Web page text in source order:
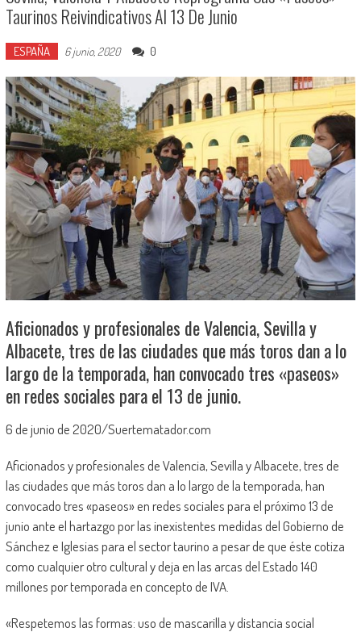
Taurinos Reivindicativos Al 13 De Junio
ESPAÑA 6 junio, 2020 0
Aficionados y profesionales de Valencia, Sevilla y
Albacete, tres de las ciudades que más toros dan a lo
largo de la temporada, han convocado tres «paseos»
en redes sociales para el 13 de junio.
6 de junio de 2020/Suertematador.com
Aficionados y profesionales de Valencia, Sevilla y Albacete, tres de
las ciudades que más toros dan a lo largo de la temporada, han
convocado tres «paseos» en redes sociales para el próximo 13 de
junio ante el hartazgo por las inexistentes medidas del Gobierno de
Sánchez e Iglesias para el sector taurino a pesar de que éste cotiza
como cualquier otro cultural y deja en las arcas del Estado 140
millones por temporada en concepto de IVA.
«Respetemos las formas: uso de mascarilla y distancia social